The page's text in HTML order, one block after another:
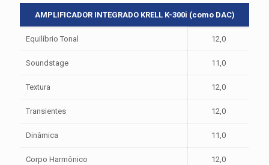
AMPLIFICADOR INTEGRADO KRELL K-300i (como DAC)
Equilíbrio Tonal 12,0
Soundstage 11,0
Textura 12,0
Transientes 12,0
Dinâmica 11,0
Corpo Harmônico 12,0